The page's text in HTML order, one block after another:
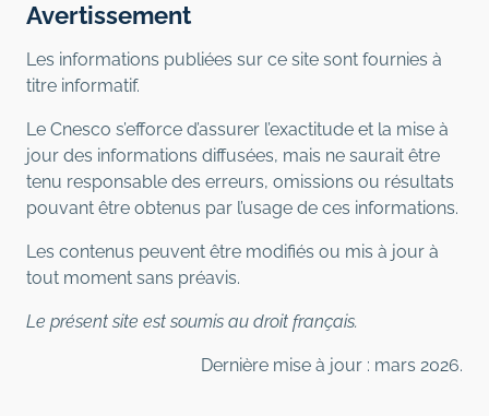
Avertissement
Les informations publiées sur ce site sont fournies à
titre informatif.
Le Cnesco s’efforce d’assurer l’exactitude et la mise à
jour des informations diffusées, mais ne saurait être
tenu responsable des erreurs, omissions ou résultats
pouvant être obtenus par l’usage de ces informations.
Les contenus peuvent être modifiés ou mis à jour à
tout moment sans préavis.
Le présent site est soumis au droit français.
Dernière mise à jour : mars 2026.